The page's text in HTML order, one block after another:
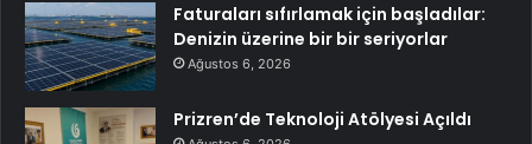
Faturaları sıfırlamak için başladılar:
Denizin üzerine bir bir seriyorlar
Ağustos 6, 2026
Prizren’de Teknoloji Atölyesi Açıldı